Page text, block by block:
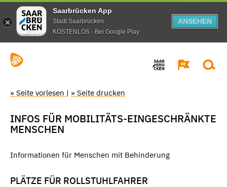
Saarbrücken App
Stadt Saarbrücken
KOSTENLOS - Bei Google Play
ANSEHEN
» Seite vorlesen | » Seite drucken
INFOS FÜR MOBILITÄTS-EINGESCHRÄNKTE
MENSCHEN
Informationen für Menschen mit Behinderung
PLÄTZE FÜR ROLLSTUHLFAHRER